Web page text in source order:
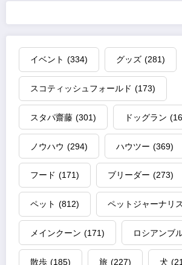
イベント (334) グッズ (281)
スコティッシュフォールド (173)
スタパ齋藤 (301) ドッグラン
ノウハウ (294) ハウツー (369)
フード (171) ブリーダー (273)
ペット (812) ペットジャーナリ
メインクーン (171) ロシアンブ
散歩 (185) 旅 (227) 犬